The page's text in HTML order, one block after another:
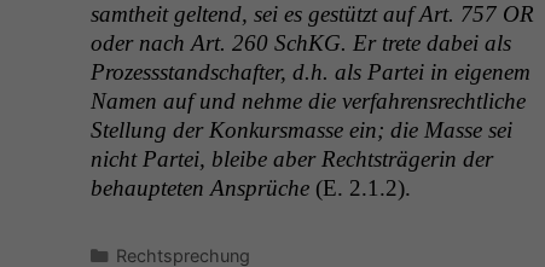
samtheit gel­tend, sei es gestützt auf Art. 757 OR
oder nach Art. 260 SchKG. Er trete dabei als
Prozess­stand­schafter, d.h. als Partei in eigen­em
Namen auf und nehme die ver­fahren­srechtliche
Stel­lung der Konkurs­masse ein; die Masse sei
nicht Partei, bleibe aber Recht­strägerin der
behaupteten Ansprüche(E. 2.1.2).
Kategorien
Rechtsprechung